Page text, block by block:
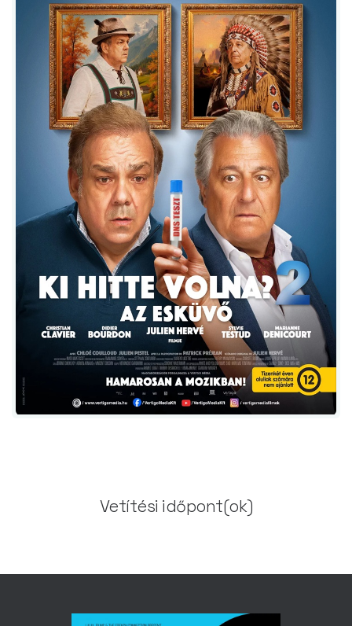
Vetítési időpont(ok)